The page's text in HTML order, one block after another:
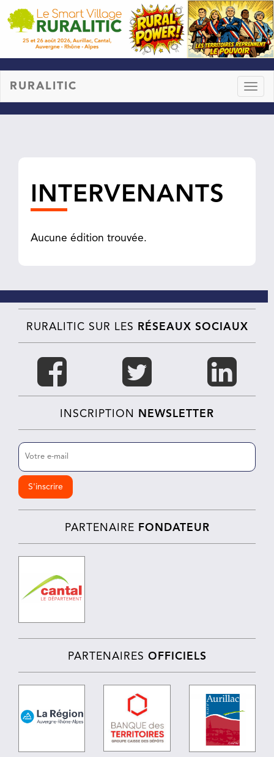
RURALITIC
INTERVENANTS
Aucune édition trouvée.
RURALITIC SUR LES RÉSEAUX SOCIAUX
INSCRIPTION NEWSLETTER
E-
mail
(Nécessaire)
PARTENAIRE FONDATEUR
PARTENAIRES OFFICIELS